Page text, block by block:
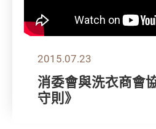
2015.07.23
消委會與洗衣商會
守則》